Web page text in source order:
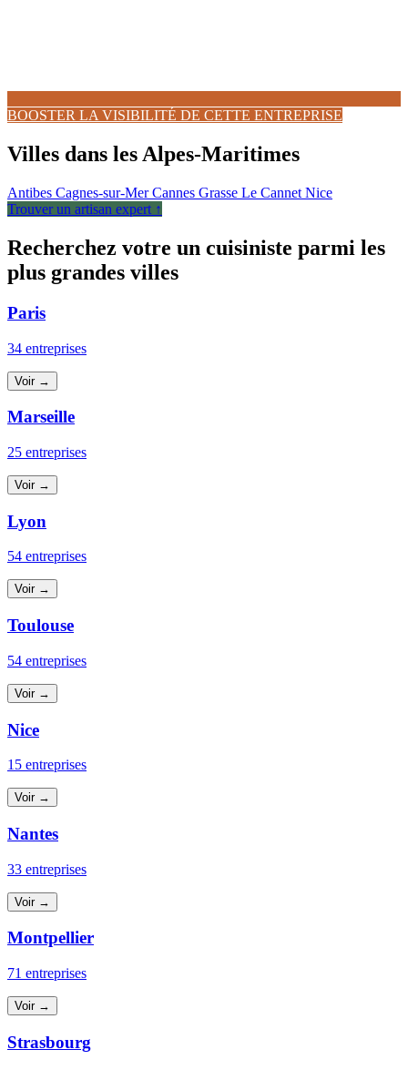
BOOSTER LA VISIBILITÉ DE CETTE ENTREPRISE
Villes dans les Alpes-Maritimes
Antibes Cagnes-sur-MerCannes Grasse Le Cannet Nice
Trouver un artisan expert ↑
Recherchez votre un cuisiniste parmi les
plus grandes villes
Paris
34 entreprises
Voir →
Marseille
25 entreprises
Voir →
Lyon
54 entreprises
Voir →
Toulouse
54 entreprises
Voir →
Nice
15 entreprises
Voir →
Nantes
33 entreprises
Voir →
Montpellier
71 entreprises
Voir →
Strasbourg